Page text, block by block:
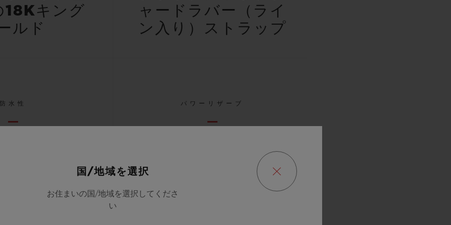
18Kキング
ルド
ャードラバー（ライ
ン入り）ストラップ
防水性 パワーリザーブ
すべての仕様を表示する
国/地域を選択
お住まいの国/地域を選択してくださ
い